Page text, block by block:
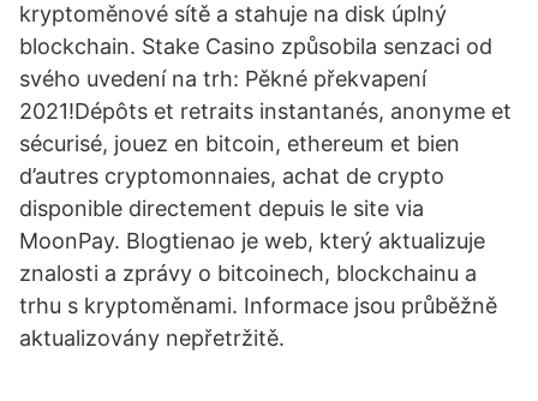
kryptoměnové sítě a stahuje na disk úplný
blockchain. Stake Casino způsobila senzaci od
svého uvedení na trh: Pěkné překvapení
2021!Dépôts et retraits instantanés, anonyme et
sécurisé, jouez en bitcoin, ethereum et bien
d’autres cryptomonnaies, achat de crypto
disponible directement depuis le site via
MoonPay. Blogtienao je web, který aktualizuje
znalosti a zprávy o bitcoinech, blockchainu a
trhu s kryptoměnami. Informace jsou průběžně
aktualizovány nepřetržitě.